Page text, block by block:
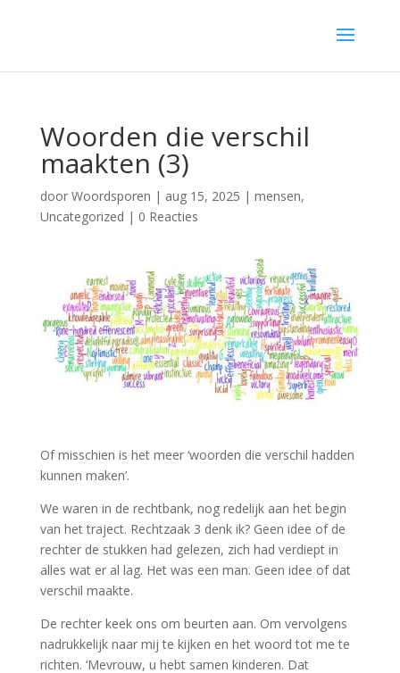
Woorden die verschil
maakten (3)
door Woordsporen | aug 15, 2025 | mensen,
Uncategorized | 0 Reacties
Of misschien is het meer ‘woorden die verschil hadden
kunnen maken’.
We waren in de rechtbank, nog redelijk aan het begin
van het traject. Rechtzaak 3 denk ik? Geen idee of de
rechter de stukken had gelezen, zich had verdiept in
alles wat er al lag. Het was een man. Geen idee of dat
verschil maakte.
De rechter keek ons om beurten aan. Om vervolgens
nadrukkelijk naar mij te kijken en het woord tot me te
richten. ‘Mevrouw, u hebt samen kinderen. Dat